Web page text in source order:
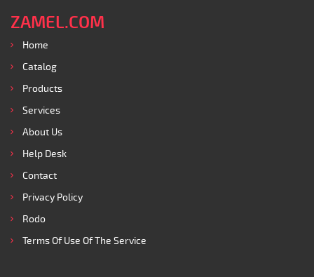
ZAMEL.COM
Home
Catalog
Products
Services
About Us
Help Desk
Contact
Privacy Policy
Rodo
Terms Of Use Of The Service